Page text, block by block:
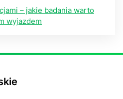
– jakie badania warto
wyjazdem